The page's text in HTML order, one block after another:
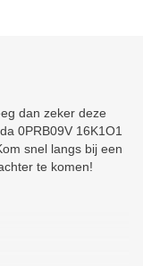
dan zeker deze
0PRB09V 16K1O1
snel langs bij een
te komen!